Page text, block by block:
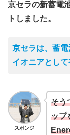
京セラの新蓄電
トしました。
京セラは、蓄
イオニアとして
スポンジ
そう
ップ